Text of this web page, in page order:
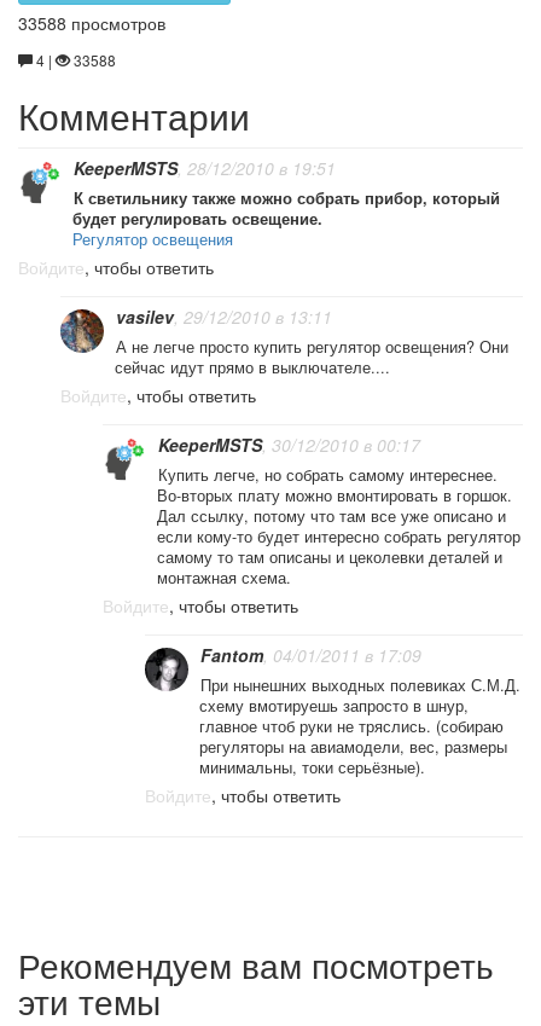
33588 просмотров
4 | 33588
Комментарии
KeeperMSTS, 28/12/2010 в 19:51
К светильнику также можно собрать прибор, который
будет регулировать освещение.
Регулятор освещения
Войдите, чтобы ответить
vasilev, 29/12/2010 в 13:11
А не легче просто купить регулятор освещения? Они
сейчас идут прямо в выключателе....
Войдите, чтобы ответить
KeeperMSTS, 30/12/2010 в 00:17
Купить легче, но собрать самому интереснее.
Во-вторых плату можно вмонтировать в горшок.
Дал ссылку, потому что там все уже описано и
если кому-то будет интересно собрать регулятор
самому то там описаны и цеколевки деталей и
монтажная схема.
Войдите, чтобы ответить
Fantom, 04/01/2011 в 17:09
При нынешних выходных полевиках С.М.Д.
схему вмотируешь запросто в шнур,
главное чтоб руки не тряслись. (собираю
регуляторы на авиамодели, вес, размеры
минимальны, токи серьёзные).
Войдите, чтобы ответить
Рекомендуем вам посмотреть
эти темы